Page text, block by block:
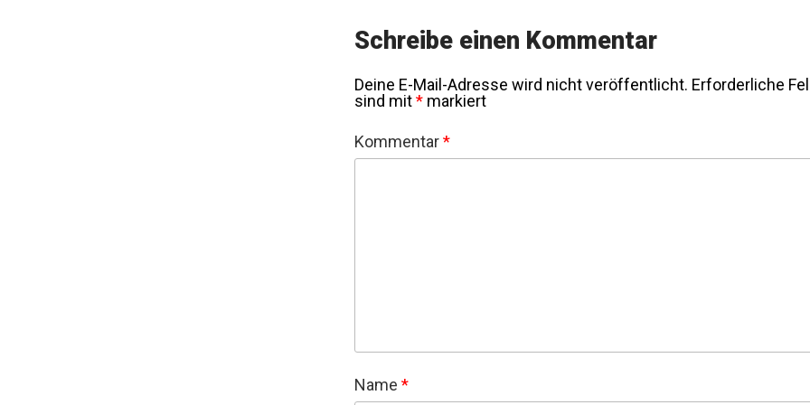
Schreibe einen Kommentar
Deine E-Mail-Adresse wird nicht veröffentlicht. Erforderliche
sind mit* markiert
Kommentar*
Name *